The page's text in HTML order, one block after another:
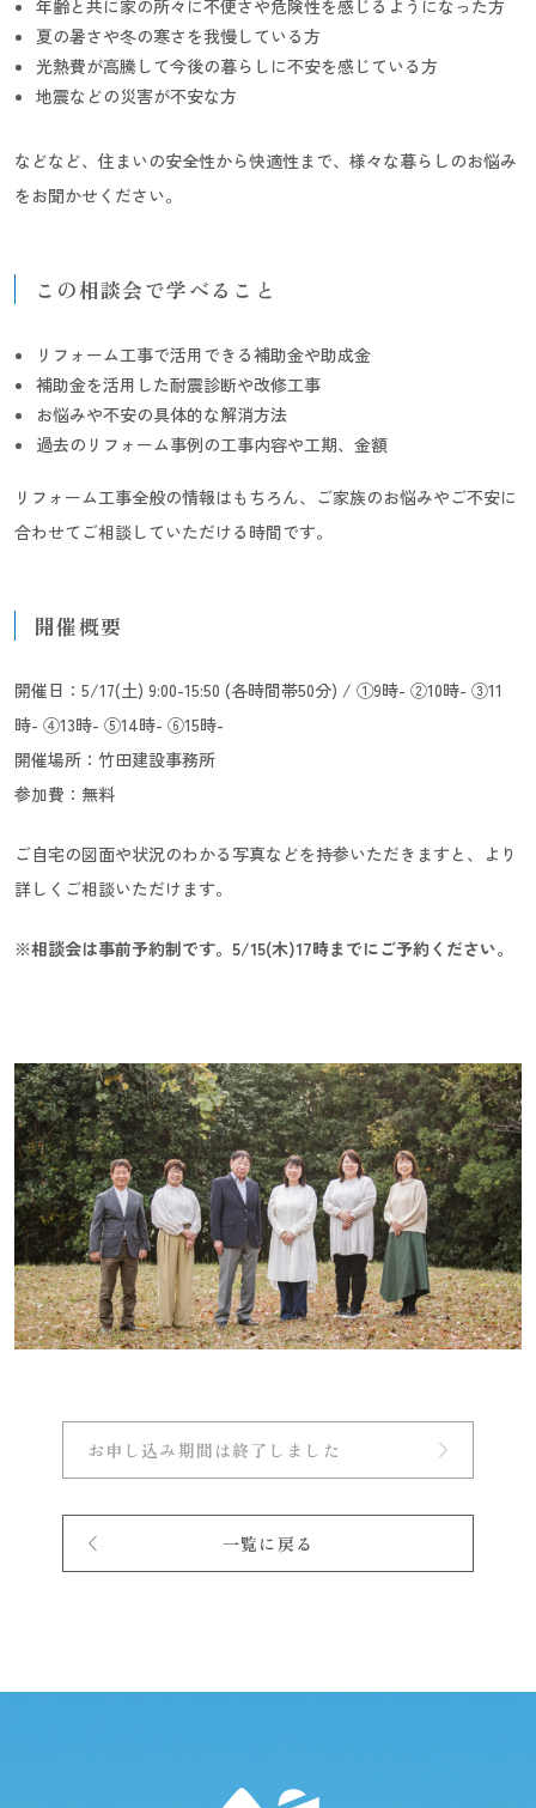
年齢と共に家の所々に不便さや危険性を感じるようになった方
夏の暑さや冬の寒さを我慢している方
光熱費が高騰して今後の暮らしに不安を感じている方
地震などの災害が不安な方
などなど、住まいの安全性から快適性まで、様々な暮らしのお悩み
をお聞かせください。
この相談会で学べること
リフォーム工事で活用できる補助金や助成金
補助金を活用した耐震診断や改修工事
お悩みや不安の具体的な解消方法
過去のリフォーム事例の工事内容や工期、金額
リフォーム工事全般の情報はもちろん、ご家族のお悩みやご不安に
合わせてご相談していただける時間です。
開催概要
開催日：5/17(土) 9:00-15:50 (各時間帯50分) / ①9時- ②10時- ③11
時- ④13時- ⑤14時- ⑥15時-
開催場所：竹田建設事務所
参加費：無料
ご自宅の図面や状況のわかる写真などを持参いただきますと、より
詳しくご相談いただけます。
※相談会は事前予約制です。5/15(木)17時までにご予約ください。
一覧に戻る
お申し込み期間は終了しました